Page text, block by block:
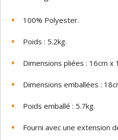
100% Polyester.
Poids : 5.2kg.
Dimensions pliées : 16cm x
Dimensions emballées :
Poids emballé : 5.7kg.
Fourni avec une extension